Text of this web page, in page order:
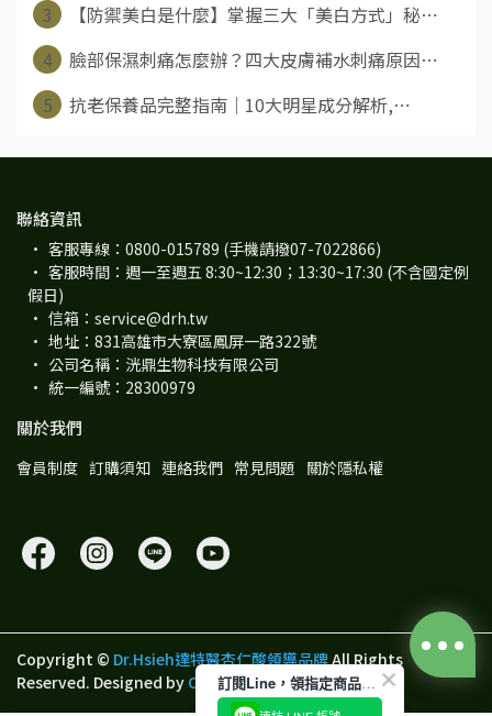
3
【防禦美白是什麼】掌握三大「美白方式」秘⋯
4
臉部保濕刺痛怎麼辦？四大皮膚補水刺痛原因⋯
5
抗老保養品完整指南｜10大明星成分解析,⋯
聯絡資訊
客服專線：0800-015789 (手機請撥07-7022866)
客服時間：週一至週五 8:30~12:30；13:30~17:30 (不含國定例
假日)
信箱：service@drh.tw
地址：831高雄市大寮區鳳屏一路322號
公司名稱：洸鼎生物科技有限公司
統一編號：28300979
關於我們
會員制度 訂購須知 連絡我們 常見問題 關於隱私權
Copyright © Dr.Hsieh達特醫杏仁酸領導品牌All Rights
Reserved. Designed by CYBERBIZ. 訂閱Line，領指定商品100元折價券